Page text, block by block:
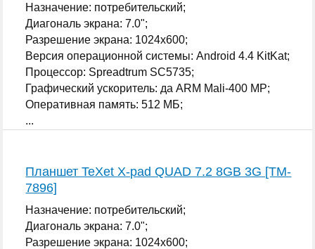
Назначение: потребительский;
Диагональ экрана: 7.0";
Разрешение экрана: 1024x600;
Версия операционной системы: Android 4.4 KitKat;
Процессор: Spreadtrum SC5735;
Графический ускоритель: да ARM Mali-400 MP;
Оперативная память: 512 МБ;
...
Планшет TeXet X-pad QUAD 7.2 8GB 3G [TM-
7896]
Назначение: потребительский;
Диагональ экрана: 7.0";
Разрешение экрана: 1024x600;